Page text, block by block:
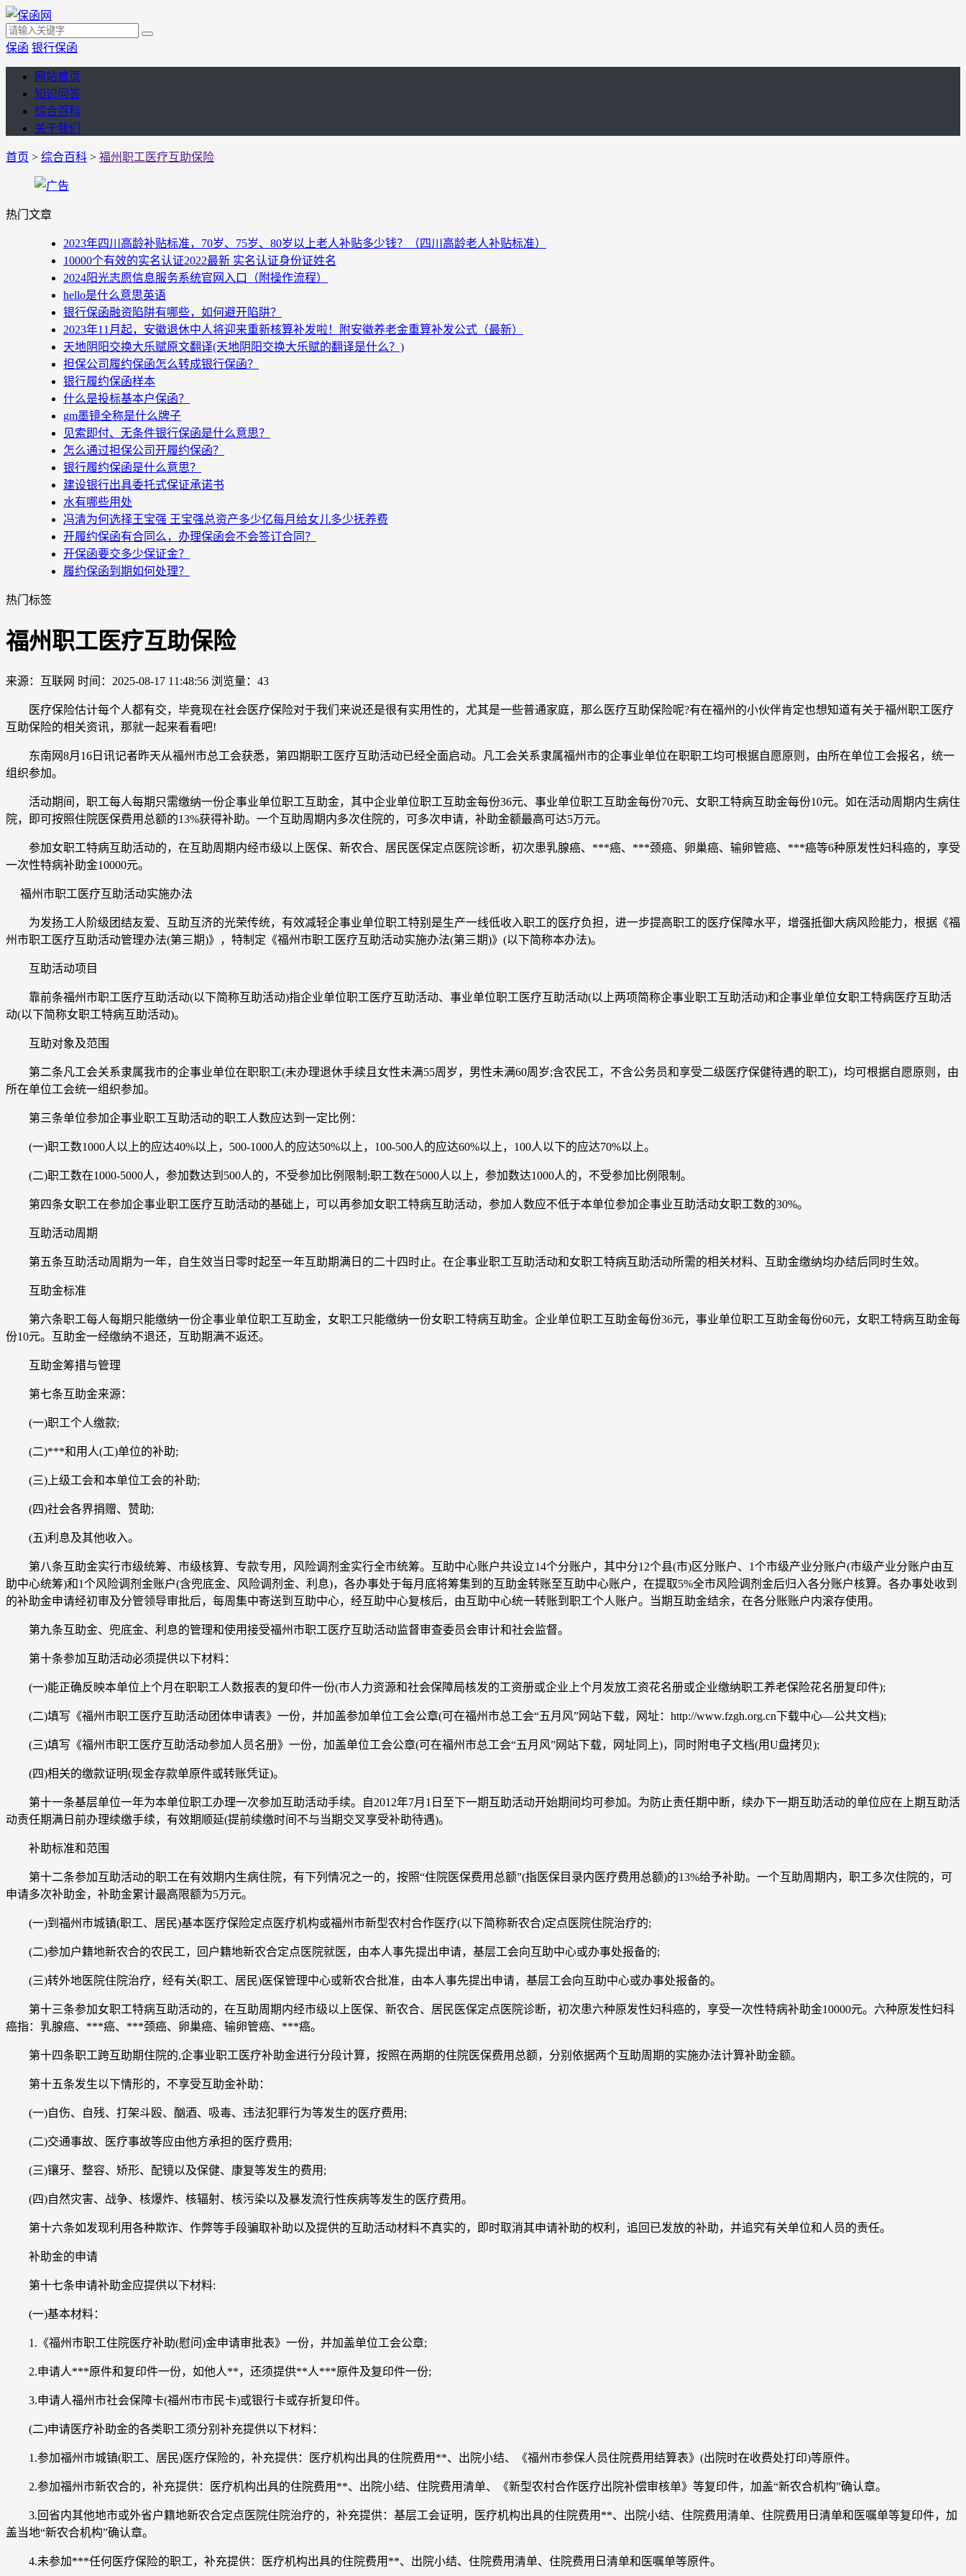
保函 银行保函
网站首页
知识问答
综合百科
关于我们
首页 > 综合百科 > 福州职工医疗互助保险
热门文章
2023年四川高龄补贴标准，70岁、75岁、80岁以上老人补贴多少钱？（四川高龄老人补贴标准）
10000个有效的实名认证2022最新 实名认证身份证姓名
2024阳光志愿信息服务系统官网入口（附操作流程）
hello是什么意思英语
银行保函融资陷阱有哪些，如何避开陷阱？
2023年11月起，安徽退休中人将迎来重新核算补发啦！附安徽养老金重算补发公式（最新）
天地阴阳交换大乐赋原文翻译(天地阴阳交换大乐赋的翻译是什么？)
担保公司履约保函怎么转成银行保函？
银行履约保函样本
什么是投标基本户保函？
gm墨镜全称是什么牌子
见索即付、无条件银行保函是什么意思？
怎么通过担保公司开履约保函？
银行履约保函是什么意思？
建设银行出具委托式保证承诺书
水有哪些用处
冯清为何选择王宝强 王宝强总资产多少亿每月给女儿多少抚养费
开履约保函有合同么，办理保函会不会签订合同？
开保函要交多少保证金？
履约保函到期如何处理？
热门标签
福州职工医疗互助保险
来源：互联网 时间：2025-08-17 11:48:56 浏览量：43
医疗保险估计每个人都有交，毕竟现在社会医疗保险对于我们来说还是很有实用性的，尤其是一些普通家庭，那么医疗互助保险呢?有在福州的小伙伴肯定也想知道有关于福州职工医疗
互助保险的相关资讯，那就一起来看看吧!
东南网8月16日讯记者昨天从福州市总工会获悉，第四期职工医疗互助活动已经全面启动。凡工会关系隶属福州市的企事业单位在职职工均可根据自愿原则，由所在单位工会报名，统一
组织参加。
活动期间，职工每人每期只需缴纳一份企事业单位职工互助金，其中企业单位职工互助金每份36元、事业单位职工互助金每份70元、女职工特病互助金每份10元。如在活动周期内生病住
院，即可按照住院医保费用总额的13%获得补助。一个互助周期内多次住院的，可多次申请，补助金额最高可达5万元。
参加女职工特病互助活动的，在互助周期内经市级以上医保、新农合、居民医保定点医院诊断，初次患乳腺癌、***癌、***颈癌、卵巢癌、输卵管癌、***癌等6种原发性妇科癌的，享受
一次性特病补助金10000元。
福州市职工医疗互助活动实施办法
为发扬工人阶级团结友爱、互助互济的光荣传统，有效减轻企事业单位职工特别是生产一线低收入职工的医疗负担，进一步提高职工的医疗保障水平，增强抵御大病风险能力，根据《福
州市职工医疗互助活动管理办法(第三期)》，特制定《福州市职工医疗互助活动实施办法(第三期)》(以下简称本办法)。
互助活动项目
靠前条福州市职工医疗互助活动(以下简称互助活动)指企业单位职工医疗互助活动、事业单位职工医疗互助活动(以上两项简称企事业职工互助活动)和企事业单位女职工特病医疗互助活
动(以下简称女职工特病互助活动)。
互助对象及范围
第二条凡工会关系隶属我市的企事业单位在职职工(未办理退休手续且女性未满55周岁，男性未满60周岁;含农民工，不含公务员和享受二级医疗保健待遇的职工)，均可根据自愿原则，由
所在单位工会统一组织参加。
第三条单位参加企事业职工互助活动的职工人数应达到一定比例：
(一)职工数1000人以上的应达40%以上，500-1000人的应达50%以上，100-500人的应达60%以上，100人以下的应达70%以上。
(二)职工数在1000-5000人，参加数达到500人的，不受参加比例限制;职工数在5000人以上，参加数达1000人的，不受参加比例限制。
第四条女职工在参加企事业职工医疗互助活动的基础上，可以再参加女职工特病互助活动，参加人数应不低于本单位参加企事业互助活动女职工数的30%。
互助活动周期
第五条互助活动周期为一年，自生效当日零时起至一年互助期满日的二十四时止。在企事业职工互助活动和女职工特病互助活动所需的相关材料、互助金缴纳均办结后同时生效。
互助金标准
第六条职工每人每期只能缴纳一份企事业单位职工互助金，女职工只能缴纳一份女职工特病互助金。企业单位职工互助金每份36元，事业单位职工互助金每份60元，女职工特病互助金每
份10元。互助金一经缴纳不退还，互助期满不返还。
互助金筹措与管理
第七条互助金来源：
(一)职工个人缴款;
(二)***和用人(工)单位的补助;
(三)上级工会和本单位工会的补助;
(四)社会各界捐赠、赞助;
(五)利息及其他收入。
第八条互助金实行市级统筹、市级核算、专款专用，风险调剂金实行全市统筹。互助中心账户共设立14个分账户，其中分12个县(市)区分账户、1个市级产业分账户(市级产业分账户由互
助中心统筹)和1个风险调剂金账户(含兜底金、风险调剂金、利息)，各办事处于每月底将筹集到的互助金转账至互助中心账户，在提取5%全市风险调剂金后归入各分账户核算。各办事处收到
的补助金申请经初审及分管领导审批后，每周集中寄送到互助中心，经互助中心复核后，由互助中心统一转账到职工个人账户。当期互助金结余，在各分账账户内滚存使用。
第九条互助金、兜底金、利息的管理和使用接受福州市职工医疗互助活动监督审查委员会审计和社会监督。
第十条参加互助活动必须提供以下材料：
(一)能正确反映本单位上个月在职职工人数报表的复印件一份(市人力资源和社会保障局核发的工资册或企业上个月发放工资花名册或企业缴纳职工养老保险花名册复印件);
(二)填写《福州市职工医疗互助活动团体申请表》一份，并加盖参加单位工会公章(可在福州市总工会“五月风”网站下载，网址：http://www.fzgh.org.cn下载中心—公共文档);
(三)填写《福州市职工医疗互助活动参加人员名册》一份，加盖单位工会公章(可在福州市总工会“五月风”网站下载，网址同上)，同时附电子文档(用U盘拷贝);
(四)相关的缴款证明(现金存款单原件或转账凭证)。
第十一条基层单位一年为本单位职工办理一次参加互助活动手续。自2012年7月1日至下一期互助活动开始期间均可参加。为防止责任期中断，续办下一期互助活动的单位应在上期互助活
动责任期满日前办理续缴手续，有效期顺延(提前续缴时间不与当期交叉享受补助待遇)。
补助标准和范围
第十二条参加互助活动的职工在有效期内生病住院，有下列情况之一的，按照“住院医保费用总额”(指医保目录内医疗费用总额)的13%给予补助。一个互助周期内，职工多次住院的，可
申请多次补助金，补助金累计最高限额为5万元。
(一)到福州市城镇(职工、居民)基本医疗保险定点医疗机构或福州市新型农村合作医疗(以下简称新农合)定点医院住院治疗的;
(二)参加户籍地新农合的农民工，回户籍地新农合定点医院就医，由本人事先提出申请，基层工会向互助中心或办事处报备的;
(三)转外地医院住院治疗，经有关(职工、居民)医保管理中心或新农合批准，由本人事先提出申请，基层工会向互助中心或办事处报备的。
第十三条参加女职工特病互助活动的，在互助周期内经市级以上医保、新农合、居民医保定点医院诊断，初次患六种原发性妇科癌的，享受一次性特病补助金10000元。六种原发性妇科
癌指：乳腺癌、***癌、***颈癌、卵巢癌、输卵管癌、***癌。
第十四条职工跨互助期住院的,企事业职工医疗补助金进行分段计算，按照在两期的住院医保费用总额，分别依据两个互助周期的实施办法计算补助金额。
第十五条发生以下情形的，不享受互助金补助：
(一)自伤、自残、打架斗殴、酗酒、吸毒、违法犯罪行为等发生的医疗费用;
(二)交通事故、医疗事故等应由他方承担的医疗费用;
(三)镶牙、整容、矫形、配镜以及保健、康复等发生的费用;
(四)自然灾害、战争、核爆炸、核辐射、核污染以及暴发流行性疾病等发生的医疗费用。
第十六条如发现利用各种欺诈、作弊等手段骗取补助以及提供的互助活动材料不真实的，即时取消其申请补助的权利，追回已发放的补助，并追究有关单位和人员的责任。
补助金的申请
第十七条申请补助金应提供以下材料:
(一)基本材料：
1.《福州市职工住院医疗补助(慰问)金申请审批表》一份，并加盖单位工会公章;
2.申请人***原件和复印件一份，如他人**，还须提供**人***原件及复印件一份;
3.申请人福州市社会保障卡(福州市市民卡)或银行卡或存折复印件。
(二)申请医疗补助金的各类职工须分别补充提供以下材料：
1.参加福州市城镇(职工、居民)医疗保险的，补充提供：医疗机构出具的住院费用**、出院小结、《福州市参保人员住院费用结算表》(出院时在收费处打印)等原件。
2.参加福州市新农合的，补充提供：医疗机构出具的住院费用**、出院小结、住院费用清单、《新型农村合作医疗出院补偿审核单》等复印件，加盖“新农合机构”确认章。
3.回省内其他地市或外省户籍地新农合定点医院住院治疗的，补充提供：基层工会证明，医疗机构出具的住院费用**、出院小结、住院费用清单、住院费用日清单和医嘱单等复印件，加
盖当地“新农合机构”确认章。
4.未参加***任何医疗保险的职工，补充提供：医疗机构出具的住院费用**、出院小结、住院费用清单、住院费用日清单和医嘱单等原件。